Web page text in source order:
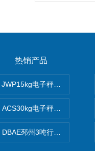
热销产品
JWP15kg电子秤价格,15公
ACS30kg电子秤价格,30公
DBAE邳州3吨行车电子吊秤